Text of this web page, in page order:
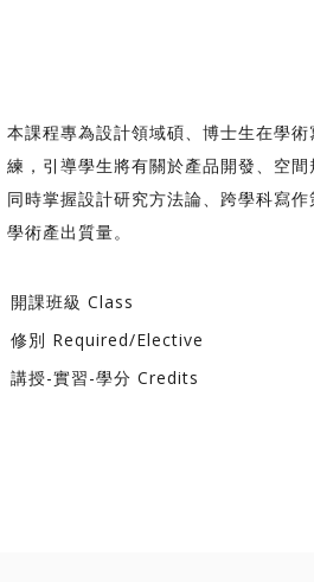
本課程專為設計領域碩、博士生在學
練，引導學生將有關於產品開發、空
同時掌握設計研究方法論、跨學科寫
學術產出質量。
開課班級 Class
修別 Required/Elective
講授-實習-學分 Credits